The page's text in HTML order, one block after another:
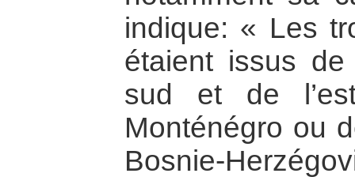
indique: « Les
étaient issus
sud et de
Monténégro ou
Bosnie-